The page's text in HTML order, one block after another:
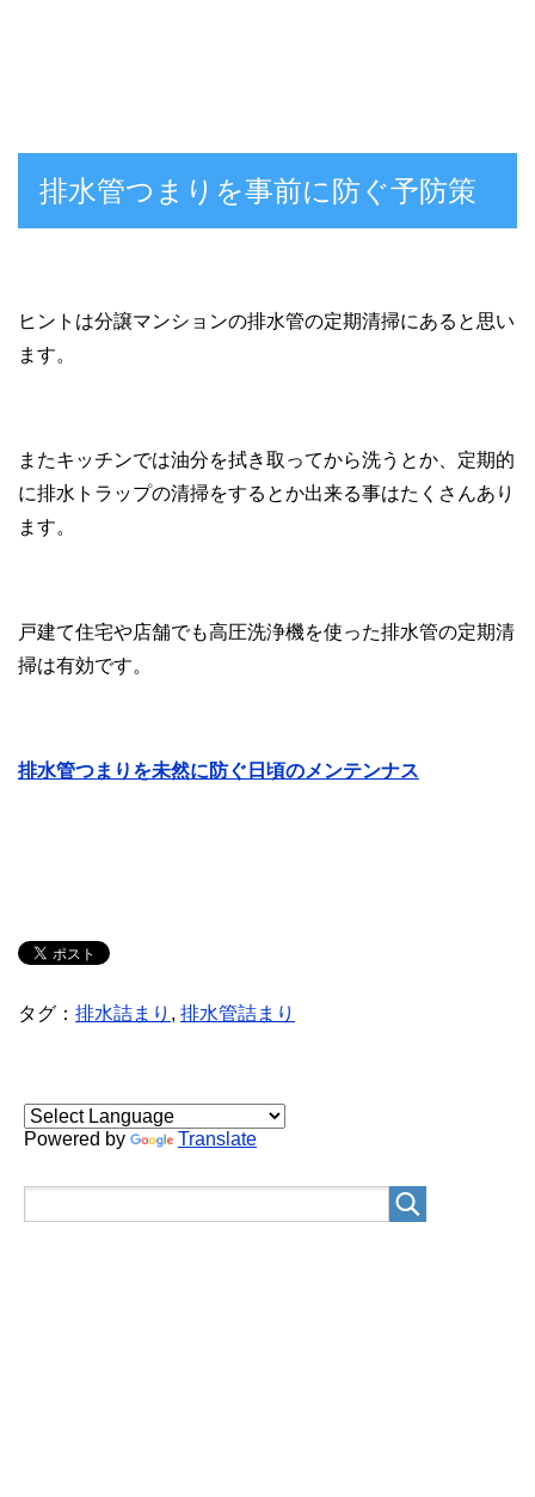
排水管つまりを事前に防ぐ予防策
ヒントは分譲マンションの排水管の定期清掃にあると思い
ます。
またキッチンでは油分を拭き取ってから洗うとか、定期的
に排水トラップの清掃をするとか出来る事はたくさんあり
ます。
戸建て住宅や店舗でも高圧洗浄機を使った排水管の定期清
掃は有効です。
排水管つまりを未然に防ぐ日頃のメンテンナス
タグ： 排水詰まり , 排水管詰まり
Powered by Translate